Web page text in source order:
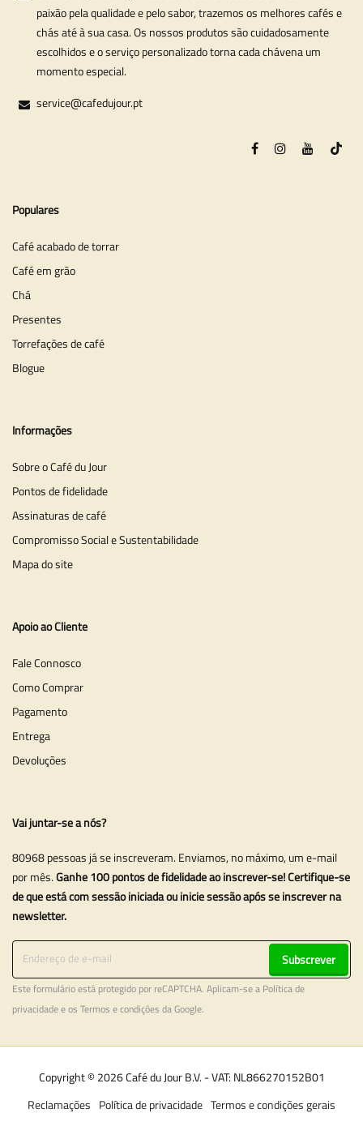
paixão pela qualidade e pelo sabor, trazemos os melhores cafés e
chás até à sua casa. Os nossos produtos são cuidadosamente
escolhidos e o serviço personalizado torna cada chávena um
momento especial.
service@cafedujour.pt
Populares
Café acabado de torrar
Café em grão
Chá
Presentes
Torrefações de café
Blogue
Informações
Sobre o Café du Jour
Pontos de fidelidade
Assinaturas de café
Compromisso Social e Sustentabilidade
Mapa do site
Apoio ao Cliente
Fale Connosco
Como Comprar
Pagamento
Entrega
Devoluções
Vai juntar-se a nós?
80968 pessoas já se inscreveram. Enviamos, no máximo, um e-mail
por mês.Ganhe 100 pontos de fidelidade ao inscrever-se! Certifique-se
de que está com sessão iniciada ou inicie sessão após se inscrever na
newsletter.
Subscrever
Este formulário está protegido por reCAPTCHA. Aplicam-se a Política de
privacidadee os Termos e condições da Google.
Copyright © 2026 Café du Jour B.V. - VAT: NL866270152B01
Termos e condições gerais
Política de privacidade
Reclamações